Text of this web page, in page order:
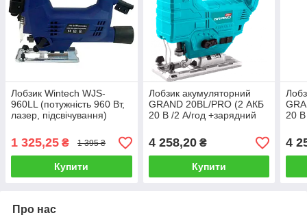
Лобзик Wintech WJS-
960LL (потужність 960 Вт,
лазер, підсвічування)
1 325,25 ₴ 1 395 ₴
Купити
Лобзик акумуляторний
GRAND 20BL/PRO (2 АКБ
20 В /2 А/год +зарядний
4 258,20₴
Купити
20 В
4
Про нас